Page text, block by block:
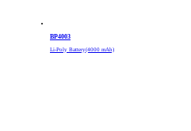
BP4003
Li-Poly Battery(4000 mAh)